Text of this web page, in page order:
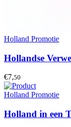
Holland Promotie
Hollandse
€7,50
Holland Promotie
Holland in een